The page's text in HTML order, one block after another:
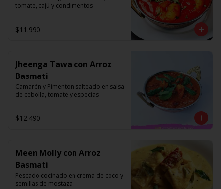
tomate, cajú y condimentos
$11.990
Jheenga Tawa con Arroz
Basmati
Camarón y Pimenton salteado en salsa
de cebolla, tomate y especias
$12.490
Meen Molly con Arroz
Basmati
Pescado cocinado en crema de coco y
semillas de mostaza